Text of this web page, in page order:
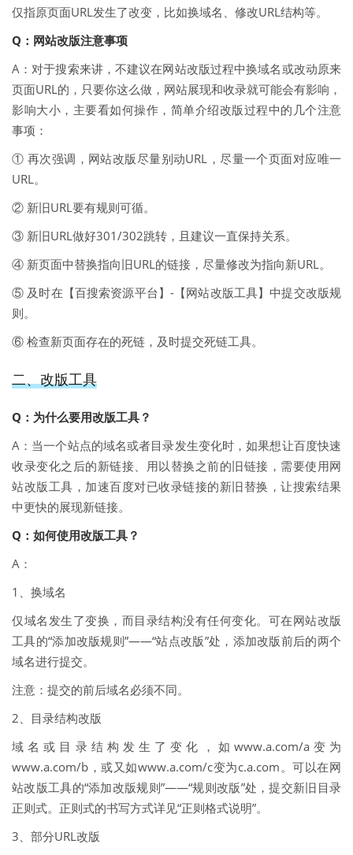
仅指原页面URL发生了改变，比如换域名、修改URL结构等。
Q：网站改版注意事项
A：对于搜索来讲，不建议在网站改版过程中换域名或改动原来
页面URL的，只要你这么做，网站展现和收录就可能会有影响，
影响大小，主要看如何操作，简单介绍改版过程中的几个注意
事项：
① 再次强调，网站改版尽量别动URL，尽量一个页面对应唯一
URL。
② 新旧URL要有规则可循。
③ 新旧URL做好301/302跳转，且建议一直保持关系。
④ 新页面中替换指向旧URL的链接，尽量修改为指向新URL。
⑤ 及时在【百搜索资源平台】-【网站改版工具】中提交改版规
则。
⑥ 检查新页面存在的死链，及时提交死链工具。
二、改版工具
Q：为什么要用改版工具？
A：当一个站点的域名或者目录发生变化时，如果想让百度快速
收录变化之后的新链接、用以替换之前的旧链接，需要使用网
站改版工具，加速百度对已收录链接的新旧替换，让搜索结果
中更快的展现新链接。
Q：如何使用改版工具？
A：
1、换域名
仅域名发生了变换，而目录结构没有任何变化。可在网站改版
工具的“添加改版规则”——“站点改版”处，添加改版前后的两个
域名进行提交。
注意：提交的前后域名必须不同。
2、目录结构改版
域名或目录结构发生了变化，如www.a.com/a变为
www.a.com/b，或又如www.a.com/c变为c.a.com。可以在网
站改版工具的“添加改版规则”——“规则改版”处，提交新旧目录
正则式。正则式的书写方式详见“正则格式说明”。
3、部分URL改版